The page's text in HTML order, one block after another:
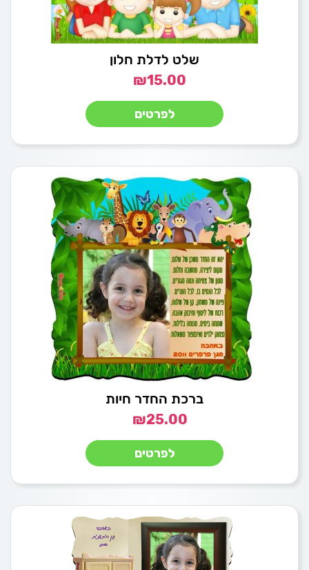
שלט לדלת חלון
₪15.00
לפרטים
ברכת החדר חיות
₪25.00
לפרטים